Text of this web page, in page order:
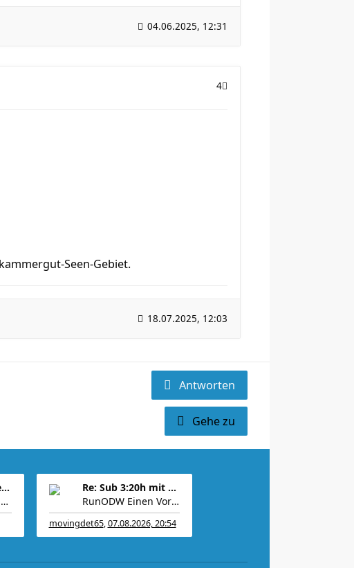
04.06.2025, 12:31
4
Seen-Gebiet.
18.07.2025, 12:03
Antworten
Gehe zu
Re: Corona und der Sport
Es wurde gespart, koste es, was es wolle. Viele
Re: Sub 3:20h mit 3-4 mal Training die Woche machb
RunODW Einen Vorbereitungs-WK 4 Wo. vorher gibt es
movingdet65,07.08.2026, 20:54